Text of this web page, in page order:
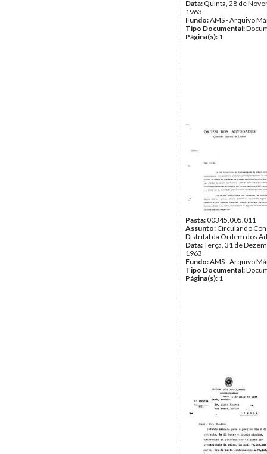
Data: Quinta, 28 de
1963
Fundo:AMS - Arquivo
Tipo Documental:
Página(s): 1
Pasta:00345.005.011
Assunto: Circular do
Distrital da Ordem dos
Data:Terça, 31 de
1963
Fundo:AMS - Arquivo
Tipo Documental:
Página(s): 1